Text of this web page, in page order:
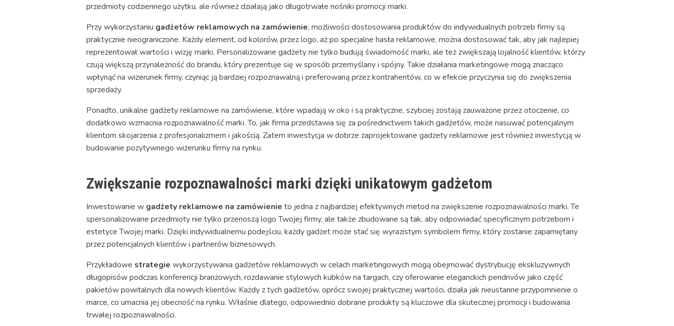
przedmioty codziennego użytku, ale również działają jako długotrwałe nośniki promocji marki.
Przy wykorzystaniu gadżetów reklamowych na zamówienie, możliwości dostosowania produktów do indywidualnych potrzeb firmy są
praktycznie nieograniczone. Każdy element, od kolorów, przez logo, aż po specjalne hasła reklamowe, można dostosować tak, aby jak najlepiej
reprezentował wartości i wizję marki. Personalizowane gadżety nie tylko budują świadomość marki, ale też zwiększają lojalność klientów, którzy
czują większą przynależność do brandu, który prezentuje się w sposób przemyślany i spójny. Takie działania marketingowe mogą znacząco
wpłynąć na wizerunek firmy, czyniąc ją bardziej rozpoznawalną i preferowaną przez kontrahentów, co w efekcie przyczynia się do zwiększenia
sprzedaży.
Ponadto, unikalne gadżety reklamowe na zamówienie, które wpadają w oko i są praktyczne, szybciej zostają zauważone przez otoczenie, co
dodatkowo wzmacnia rozpoznawalność marki. To, jak firma przedstawia się za pośrednictwem takich gadżetów, może nasuwać potencjalnym
klientom skojarzenia z profesjonalizmem i jakością. Zatem inwestycja w dobrze zaprojektowane gadżety reklamowe jest również inwestycją w
budowanie pozytywnego wizerunku firmy na rynku.
Zwiększanie rozpoznawalności marki dzięki unikatowym gadżetom
Inwestowanie w gadżety reklamowe na zamówienie to jedna z najbardziej efektywnych metod na zwiększenie rozpoznawalności marki. Te
spersonalizowane przedmioty nie tylko przenoszą logo Twojej firmy, ale także zbudowane są tak, aby odpowiadać specyficznym potrzebom i
estetyce Twojej marki. Dzięki indywidualnemu podejściu, każdy gadżet może stać się wyrazistym symbolem firmy, który zostanie zapamiętany
przez potencjalnych klientów i partnerów biznesowych.
Przykładowe strategie wykorzystywania gadżetów reklamowych w celach marketingowych mogą obejmować dystrybucję ekskluzywnych
długopisów podczas konferencji branżowych, rozdawanie stylowych kubków na targach, czy oferowanie eleganckich pendrivów jako część
pakietów powitalnych dla nowych klientów. Każdy z tych gadżetów, oprócz swojej praktycznej wartości, działa jak nieustanne przypomnienie o
marce, co umacnia jej obecność na rynku. Właśnie dlatego, odpowiednio dobrane produkty są kluczowe dla skutecznej promocji i budowania
trwałej rozpoznawalności.